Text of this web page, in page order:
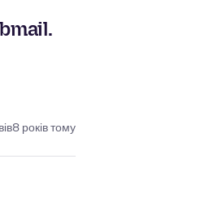
8 років тому